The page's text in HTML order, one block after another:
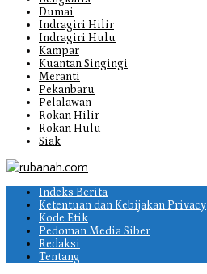
Dumai
Indragiri Hilir
Indragiri Hulu
Kampar
Kuantan Singingi
Meranti
Pekanbaru
Pelalawan
Rokan Hilir
Rokan Hulu
Siak
Indeks Berita
Ketentuan dan Kebijakan Privacy
Kode Etik
Pedoman Media Siber
Redaksi
Tentang